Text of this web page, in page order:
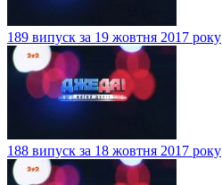
189 випуск за 19 жовтня 2017 року
188 випуск за 18 жовтня 2017 року